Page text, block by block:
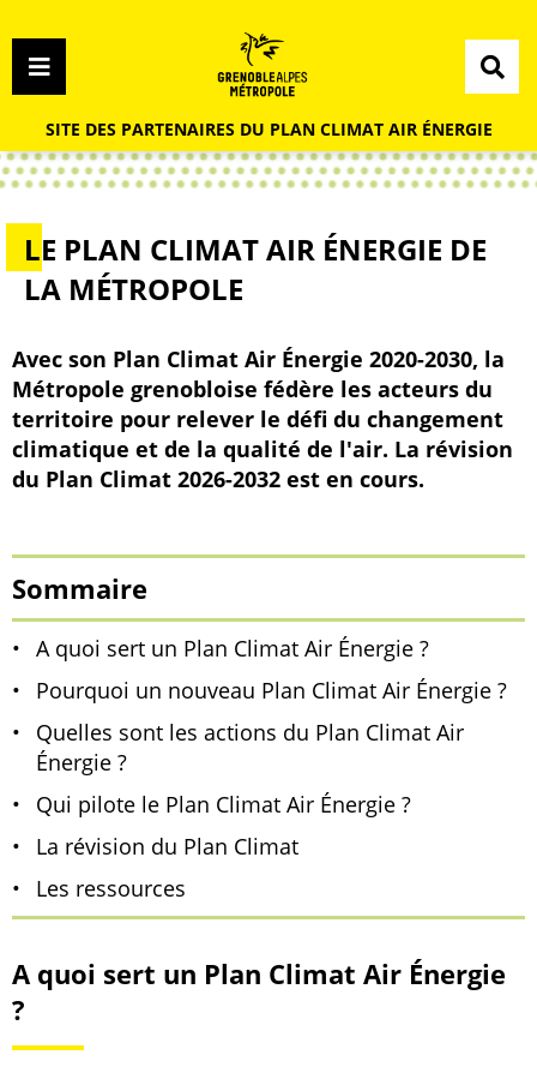
Menu
SITE DES PARTENAIRES DU PLAN CLIMAT AIR ÉNERGIE
LE PLAN CLIMAT AIR ÉNERGIE DE
LA MÉTROPOLE
Avec son Plan Climat Air Énergie 2020-2030, la
Métropole grenobloise fédère les acteurs du
territoire pour relever le défi du changement
climatique et de la qualité de l'air. La révision
du Plan Climat 2026-2032 est en cours.
Sommaire
A quoi sert un Plan Climat Air Énergie ?
Pourquoi un nouveau Plan Climat Air Énergie ?
Quelles sont les actions du Plan Climat Air
Énergie ?
Qui pilote le Plan Climat Air Énergie ?
La révision du Plan Climat
Les ressources
A quoi sert un Plan Climat Air Énergie
?